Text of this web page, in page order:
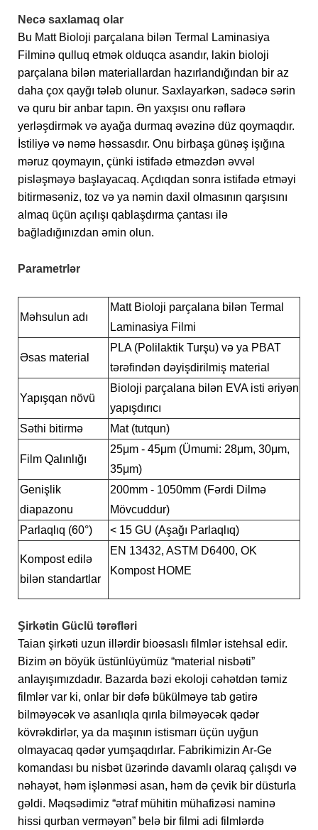
Necə saxlamaq olar
Bu Matt Bioloji parçalana bilən Termal Laminasiya
Filminə qulluq etmək olduqca asandır, lakin bioloji
parçalana bilən materiallardan hazırlandığından bir az
daha çox qayğı tələb olunur. Saxlayarkən, sadəcə sərin
və quru bir anbar tapın. Ən yaxşısı onu rəflərə
yerləşdirmək və ayağa durmaq əvəzinə düz qoymaqdır.
İstiliyə və nəmə həssasdır. Onu birbaşa günəş işığına
məruz qoymayın, çünki istifadə etməzdən əvvəl
pisləşməyə başlayacaq. Açdıqdan sonra istifadə etməyi
bitirməsəniz, toz və ya nəmin daxil olmasının qarşısını
almaq üçün açılışı qablaşdırma çantası ilə
bağladığınızdan əmin olun.
Parametrlər
Məhsulun adı
Matt Bioloji parçalana bilən Termal
Laminasiya Filmi
Əsas material
PLA (Polilaktik Turşu) və ya PBAT
tərəfindən dəyişdirilmiş material
Yapışqan növü
Bioloji parçalana bilən EVA isti əriyən
yapışdırıcı
Səthi bitirmə
Mat (tutqun)
Film Qalınlığı
25μm - 45μm (Ümumi: 28μm, 30μm,
35μm)
Genişlik
diapazonu
200mm - 1050mm (Fərdi Dilmə
Mövcuddur)
Parlaqlıq (60°)
< 15 GU (Aşağı Parlaqlıq)
Kompost edilə
bilən standartlar
EN 13432, ASTM D6400, OK
Kompost HOME
Şirkətin Güclü tərəfləri
Taian şirkəti uzun illərdir bioəsaslı filmlər istehsal edir.
Bizim ən böyük üstünlüyümüz “material nisbəti”
anlayışımızdadır. Bazarda bəzi ekoloji cəhətdən təmiz
filmlər var ki, onlar bir dəfə bükülməyə tab gətirə
bilməyəcək və asanlıqla qırıla bilməyəcək qədər
kövrəkdirlər, ya da maşının istismarı üçün uyğun
olmayacaq qədər yumşaqdırlar. Fabrikimizin Ar-Ge
komandası bu nisbət üzərində davamlı olaraq çalışdı və
nəhayət, həm işlənməsi asan, həm də çevik bir düsturla
gəldi. Məqsədimiz “ətraf mühitin mühafizəsi naminə
hissi qurban verməyən” belə bir filmi adi filmlərdə